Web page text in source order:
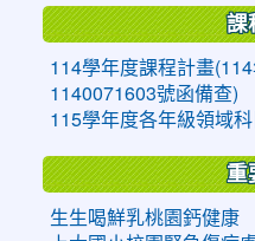
課
114學年度課程計畫
1140071603號函備查)
115學年度各年級領域
重
生生喝鮮乳桃園鈣健康